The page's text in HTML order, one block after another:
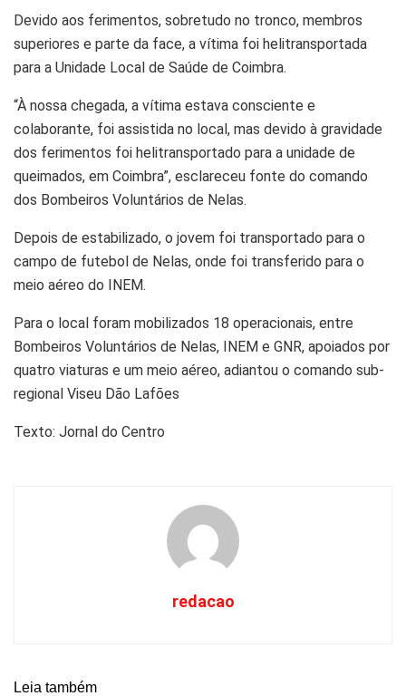
Devido aos ferimentos, sobretudo no tronco, membros
superiores e parte da face, a vítima foi helitransportada
para a Unidade Local de Saúde de Coimbra.
“À nossa chegada, a vítima estava consciente e
colaborante, foi assistida no local, mas devido à gravidade
dos ferimentos foi helitransportado para a unidade de
queimados, em Coimbra”, esclareceu fonte do comando
dos Bombeiros Voluntários de Nelas.
Depois de estabilizado, o jovem foi transportado para o
campo de futebol de Nelas, onde foi transferido para o
meio aéreo do INEM.
Para o local foram mobilizados 18 operacionais, entre
Bombeiros Voluntários de Nelas, INEM e GNR, apoiados por
quatro viaturas e um meio aéreo, adiantou o comando sub-
regional Viseu Dão Lafões
Texto: Jornal do Centro
redacao
Leia também